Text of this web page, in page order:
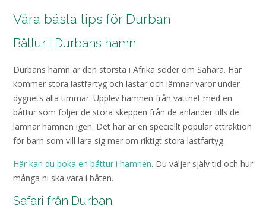
Våra bästa tips för Durban
Båttur i Durbans hamn
Durbans hamn är den största i Afrika söder om Sahara. Här
kommer stora lastfartyg och lastar och lämnar varor under
dygnets alla timmar. Upplev hamnen från vattnet med en
båttur som följer de stora skeppen från de anländer tills de
lämnar hamnen igen. Det här är en speciellt populär attraktion
för barn som vill lära sig mer om riktigt stora lastfartyg.
Här kan du boka en båttur i hamnen. Du väljer själv tid och hur
många ni ska vara i båten.
Safari från Durban